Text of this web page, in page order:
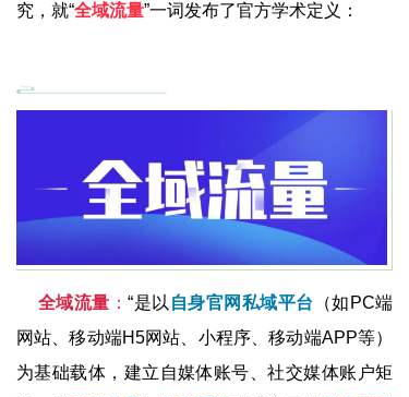
究，就“全域流量”一词发布了官方学术定义：
全域流量 ：“是以 自身官网私域平台 （如PC端
网站、移动端H5网站、小程序、移动端APP等）
为基础载体，建立自媒体账号、社交媒体账户矩